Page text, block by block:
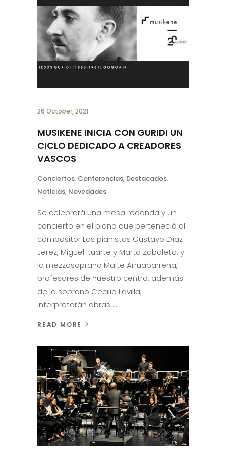
26 October, 2021
MUSIKENE INICIA CON GURIDI UN
CICLO DEDICADO A CREADORES
VASCOS
Conciertos, Conferencias, Destacados,
Noticias, Novedades
Se celebrará una mesa redonda y un
concierto en el piano que perteneció al
compositor Los pianistas Gustavo Díaz-
Jerez, Miguel Ituarte y Marta Zabaleta, y
la mezzosoprano Maite Arruabarrena,
profesores de nuestro centro, además
de la soprano Cecilia Lavilla,
interpretarán obras
READ MORE